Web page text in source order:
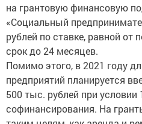
на грантовую финансовую
«Социальный
рублей по ставке, равной
срок до 24 месяцев.
Помимо этого, в 2021 году
предприятий планируется
500 тыс. рублей при условии
софинансирования. На